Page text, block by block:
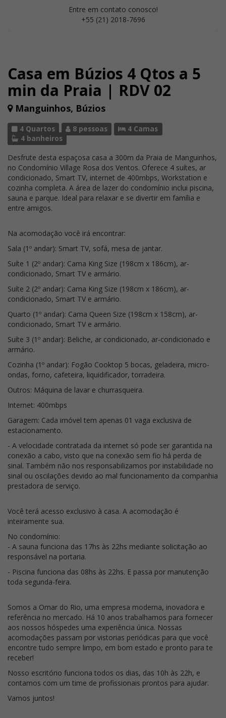
Casa em Búzios 4 Qtos a 5
min da Praia | RDV 02
Manguinhos, Búzios
4 Quartos 8 pessoas
4 Camas
4 banheiros
Desfrute desta espaçosa casa a 300m da Praia de Manguinhos,
no Condomínio Village Rosa dos Ventos. Oferece 4 suítes, ar
condicionado, Smart TV, internet de 400mbps, Workstation e
cozinha completa. A área de lazer do condomínio inclui piscina,
sauna e parque. Ideal para relaxar e se divertir em família e
entre amigos.
Na acomodação você irá encontrar:
Sala (1º andar): Smart TV, sofá, mesa de jantar.
Suíte 1 (2º andar): Cama King Size (198cm x 186cm), ar-
condicionado, Smart TV e armário.
Suíte 2 (2º andar): Cama King Size (198cm x 186cm), ar-
condicionado, Smart TV e armário.
Quarto (1º andar): Cama Queen Size (198cm x 158cm), ar-
condicionado, Smart TV e armário.
Suíte 3 (1º andar): Beliche, ar condicionado, ar-condicionado e
armário.
Cozinha (1º andar): Fogão Cooktop 5 bocas, geladeira, micro-
ondas, forno, cafeteira, liquidificador, torradeira.
Outros: Máquina de lavar e churrasqueira.
Internet: 400mbps
Garagem: Cada imóvel tem apenas 01 vaga exclusiva de
estacionamento.
- A velocidade contratada da internet só pode ser garantida na
conexão a cabo, visto que na conexão sem fio há perda de
sinal. Também não nos responsabilizamos por instabilidade no
sinal ou oscilações devido ao mal funcionamento da companhia
prestadora de serviço.
Você terá acesso exclusivo à casa. A acomodação é
inteiramente sua.
No condomínio:
- A sauna funciona das 17hs às 22hs mediante solicitação ao
responsável na portaria.
- Piscina funciona das 08hs às 22hs. E passa por manutenção
toda segunda-feira.
Somos a Omar do Rio, uma empresa moderna, inovadora e
referência no mercado. Há 10 anos trabalhamos para fornecer
aos nossos hóspedes uma experiência única. Nossas
acomodações passam por vistorias periódicas para que você
encontre tudo sempre limpo, em bom estado e pronto para te
receber!
Nosso escritório funciona todos os dias, das 10h às 22h, e
contamos com um time de profissionais prontos para ajudar.
Vamos juntos!
Entre em contato conosco!
+55 (21) 2018-7696